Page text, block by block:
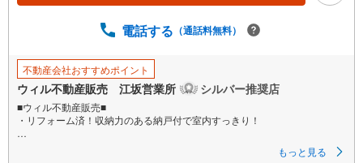
電話する （通話料無料）
不動産会社おすすめポイント
ウィル不動産販売 江坂営業所 シルバー推奨店
■ウィル不動産販売■
・リフォーム済！収納力のある納戸付で室内すっきり！
もっと見る